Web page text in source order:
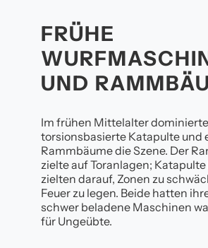
FRÜHE
UND
Im frühen Mittelalter
torsionsbasierte Katapulte und
Rammbäume die Szene. Der
zielte auf Toranlagen;
zielten darauf, Zonen zu
Feuer zu legen. Beide hatten
schwer beladene Maschinen
für Ungeübte.